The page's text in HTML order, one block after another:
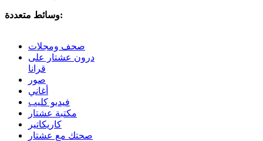
وسائط متعددة:
صحف ومجلات
درون عشتار على
قرانا
صور
أغاني
فيديو كليب
مكتبة عشتار
كاريكاتير
صحتك مع عشتار